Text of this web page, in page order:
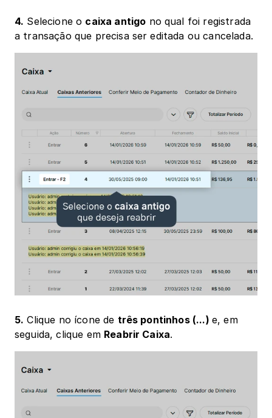
4. Selecione o caixa antigo no qual foi registrada
a transação que precisa ser editada ou cancelada.
5. Clique no ícone de três pontinhos (...) e, em
seguida, clique em Reabrir Caixa.